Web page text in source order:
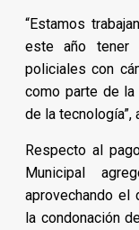
“Estamos
este año tener
policiales con
como parte de
de la tecnología”,
Respecto al
Municipal
aprovechando el
la condonación